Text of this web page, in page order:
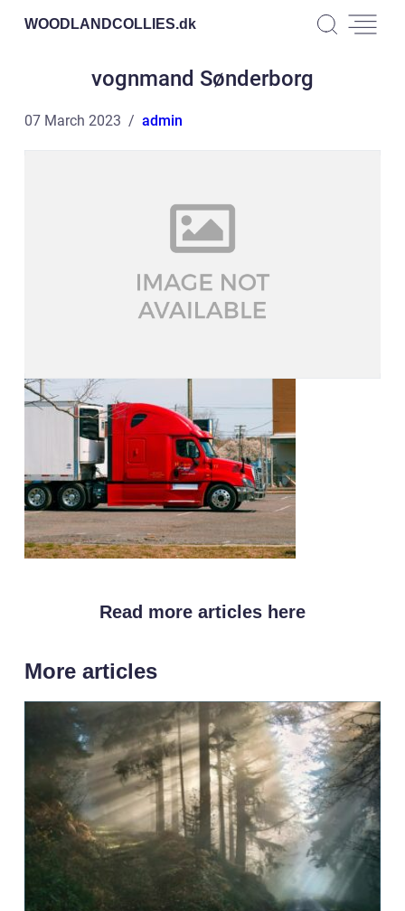
WOODLANDCOLLIES.dk
vognmand Sønderborg
07 March 2023 admin
Read more articles here
More articles